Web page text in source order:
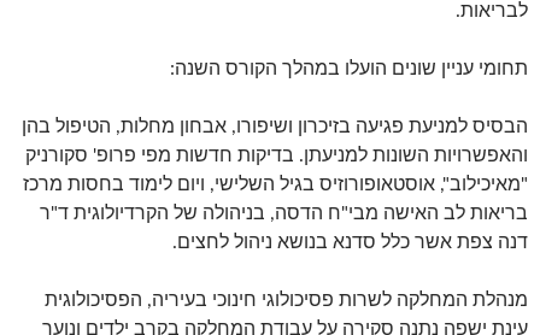
לבריאות.
תחומי עניין שונים הועלו במהלך הקורס השנה:
הבסיס למניעת פגיעה בזיכרון ושיפורו, אבחון מחלות, הטיפול בהן
והאפשרויות השונות למניעתן. בדיקות חדשות מפי פרופ' סקורניק
"מאיכילוב", אוסטאופורוזיס בגיל השלישי, ויום לימוד בחסות מרכז
בריאות לב האישה מבי"ח הדסה, בניהולה של הקרדיולוגית ד"ר
דנה צפת אשר כלל סדנא בנושא ניהול לחצים.
מנהלת המחלקה לשרות פסיכולוגי חינוכי בעיריה, הפסיכולוגית
עינת ישפה נתנה סקירה על עבודת המחלקה בקרב ילדים ונוער